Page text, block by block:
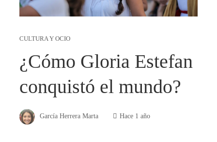
CULTURA Y OCIO
¿Cómo Gloria Estefan
conquistó el mundo?
García Herrera Marta Hace 1 año